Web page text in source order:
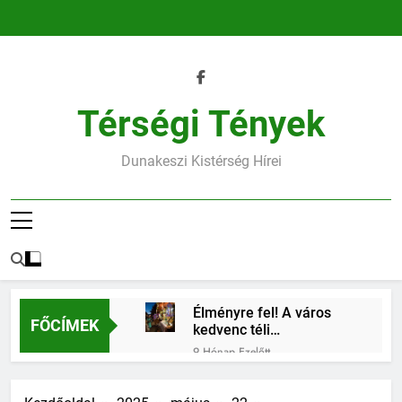
Térségi Tények
Dunakeszi Kistérség Hírei
FŐCÍMEK
Élményre fel! A város
kedvenc téli
találkozóhelye vár rád
9 Hónap Ezelőtt
9 Hónap Ezelőtt